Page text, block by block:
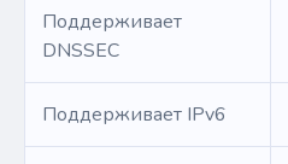
Поддерживает
DNSSEC
Поддерживает IPv6